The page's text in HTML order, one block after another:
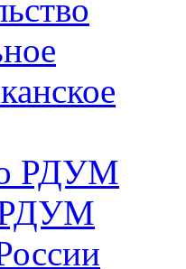
о РДУМ
РДУМ